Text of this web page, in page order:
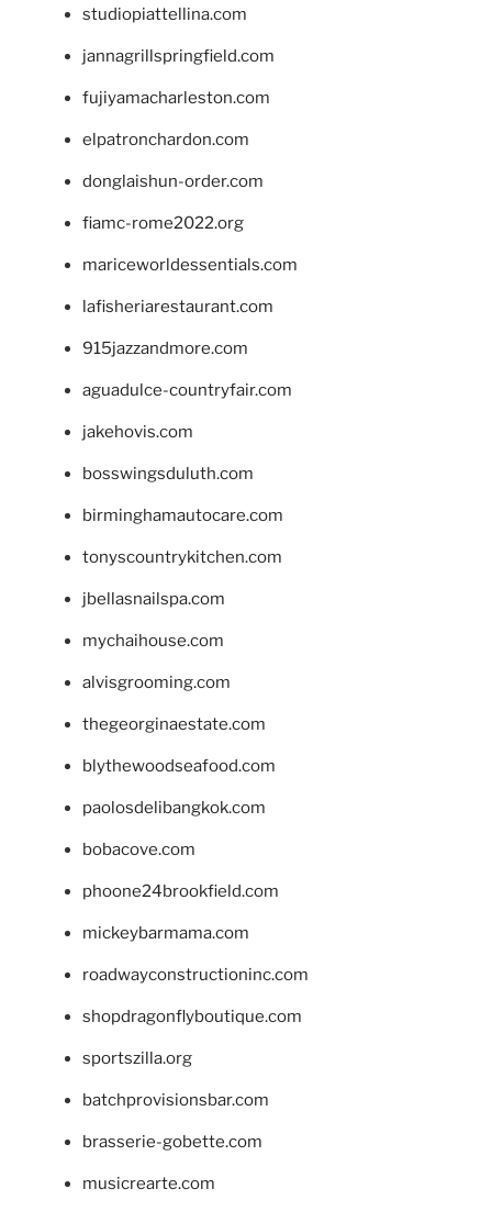
studiopiattellina.com
jannagrillspringfield.com
fujiyamacharleston.com
elpatronchardon.com
donglaishun-order.com
fiamc-rome2022.org
mariceworldessentials.com
lafisheriarestaurant.com
915jazzandmore.com
aguadulce-countryfair.com
jakehovis.com
bosswingsduluth.com
birminghamautocare.com
tonyscountrykitchen.com
jbellasnailspa.com
mychaihouse.com
alvisgrooming.com
thegeorginaestate.com
blythewoodseafood.com
paolosdelibangkok.com
bobacove.com
phoone24brookfield.com
mickeybarmama.com
roadwayconstructioninc.com
shopdragonflyboutique.com
sportszilla.org
batchprovisionsbar.com
brasserie-gobette.com
musicrearte.com